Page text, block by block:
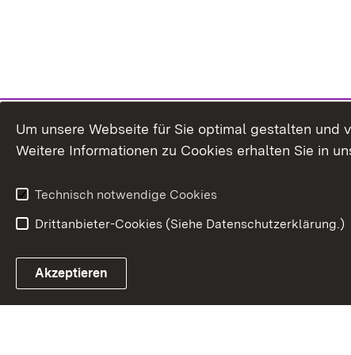
Um unsere Webseite für Sie optimal gestalten und
Weitere Informationen zu Cookies erhalten Sie in
Technisch notwendige Cookies
Drittanbieter-Cookies (Siehe Datenschutzerklärung.)
Akzeptieren